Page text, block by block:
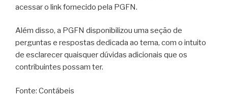
acessar o link fornecido pela PGFN.
Além disso, a PGFN disponibilizou uma seção de
perguntas e respostas dedicada ao tema, com o intuito
de esclarecer quaisquer dúvidas adicionais que os
contribuintes possam ter.
Fonte: Contábeis